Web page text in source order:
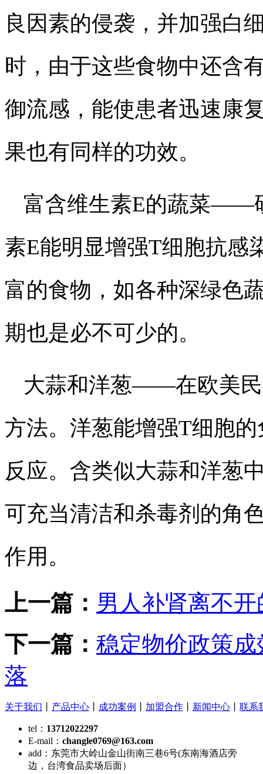
良因素的侵袭，并加强白
时，由于这些食物中还含
御流感，能使患者迅速康
果也有同样的功效。
富含维生素E的蔬菜——
素E能明显增强T细胞抗感
富的食物，如各种深绿色
期也是必不可少的。
大蒜和洋葱——在欧美民
方法。洋葱能增强T细胞
反应。含类似大蒜和洋葱
可充当清洁和杀毒剂的角
作用。
上一篇： 男人补肾离不
下一篇： 稳定物价政策
落
关于我们 产品中心 成功案例 加盟合作 新闻中心 联系
tel： 13712022297
E-mail： changle0769@163.com
add： 东莞市大岭山金山街南三巷6号(东南海酒店旁
边，台湾食品卖场后面）